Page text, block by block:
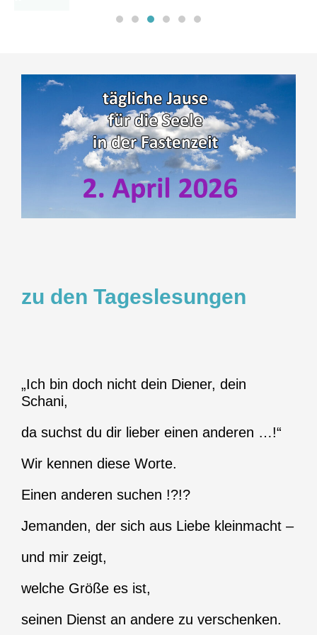
zu den Tageslesungen
„Ich bin doch nicht dein Diener, dein
Schani,
da suchst du dir lieber einen anderen …!“
Wir kennen diese Worte.
Einen anderen suchen !?!?
Jemanden, der sich aus Liebe kleinmacht –
und mir zeigt,
welche Größe es ist,
seinen Dienst an andere zu verschenken.